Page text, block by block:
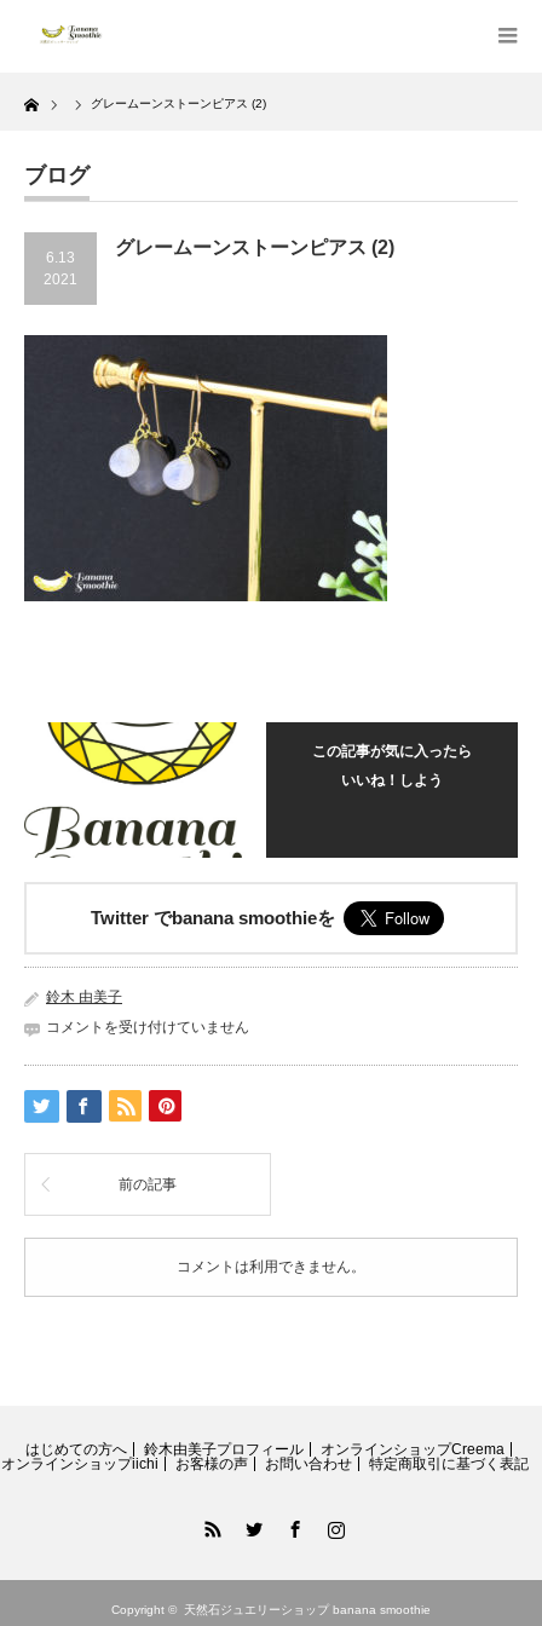
Home グレームーンストーンピアス (2)
ブログ
6.13
2021
グレームーンストーンピアス (2)
この記事が気に入ったら
いいね！しよう
Twitter でbanana smoothieを
鈴木 由美子
グ
ム
ー
ト
ス
コメントを受け付けていません
前の記事
コメントは利用できません。
はじめての方へ 鈴木由美子プロフィール
オンラインショップCreema
オンラインショップiichi
お客様の声 お問い合わせ 特定商取引に基づく表記
FacebookInstagram
Copyright © 天然石ジュエリーショップ banana smoothie